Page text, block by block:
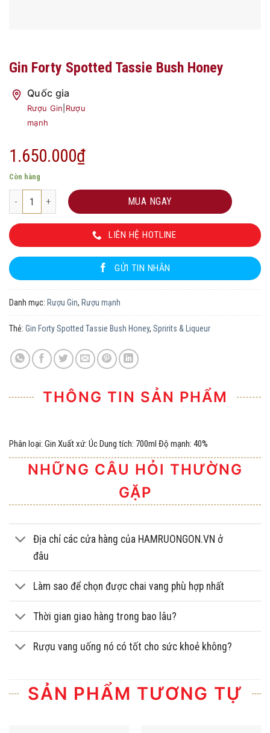
Gin Forty Spotted Tassie Bush Honey
Quốc gia
Rượu Gin Rượu
mạnh
1.650.000₫
Còn hàng
Gin Forty Spotted Tassie Bush Honey số lượng
MUA NGAY
LIÊN HỆ HOTLINE
GỬI TIN NHẮN
Danh mục: Rượu Gin, Rượu mạnh
Thẻ: Gin Forty Spotted Tassie Bush Honey, Spririts & Liqueur
THÔNG TIN SẢN PHẨM
Phân loại: Gin Xuất xứ: Úc Dung tích: 700ml Độ mạnh: 40%
NHỮNG CÂU HỎI THƯỜNG
GẶP
Địa chỉ các cửa hàng của HAMRUONGON.VN ở
đâu
Làm sao để chọn được chai vang phù hợp nhất
Thời gian giao hàng trong bao lâu?
Rượu vang uống nó có tốt cho sức khoẻ không?
SẢN PHẨM TƯƠNG TỰ